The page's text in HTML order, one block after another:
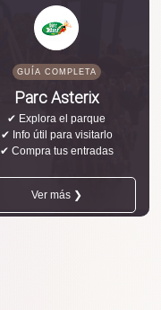
GUÍA COMPLETA
Parc Asterix
✔ Explora el parque
✔ Info útil para visitarlo
✔ Compra tus entradas
Ver más ❯